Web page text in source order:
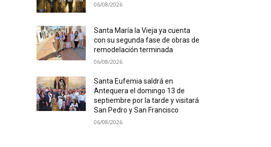
06/08/2026
Santa María la Vieja ya cuenta
con su segunda fase de obras de
remodelación terminada
06/08/2026
Santa Eufemia saldrá en
Antequera el domingo 13 de
septiembre por la tarde y visitará
San Pedro y San Francisco
06/08/2026